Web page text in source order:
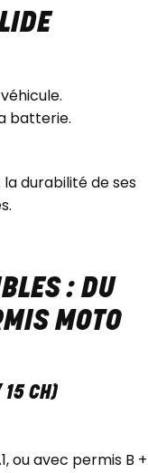
batterie.
durabilité de ses
: DU
MOTO
15 CH)
ou avec permis B +